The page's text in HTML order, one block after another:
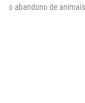
o abandono de